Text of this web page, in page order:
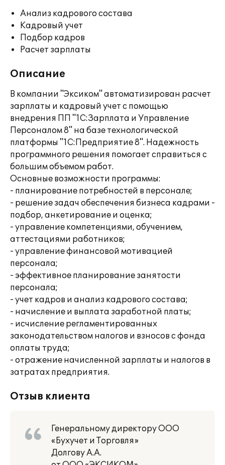
Анализ кадрового состава
Кадровый учет
Подбор кадров
Расчет зарплаты
Описание
В компании "Эксиком" автоматизирован расчет
зарплаты и кадровый учет с помощью
внедрения ПП "1С:Зарплата и Управление
Персоналом 8" на базе технологической
платформы "1С:Предприятие 8". Надежность
программного решения помогает справиться с
большим объемом работ.
Основные возможности программы:
- планирование потребностей в персонале;
- решение задач обеспечения бизнеса кадрами -
подбор, анкетирование и оценка;
- управление компетенциями, обучением,
аттестациями работников;
- управление финансовой мотивацией
персонала;
- эффективное планирование занятости
персонала;
- учет кадров и анализ кадрового состава;
- начисление и выплата заработной платы;
- исчисление регламентированных
законодательством налогов и взносов с фонда
оплаты труда;
- отражение начисленной зарплаты и налогов в
затратах предприятия.
Отзыв клиента
Генеральному директору ООО
«Бухучет и Торговля»
Долгову А.А.